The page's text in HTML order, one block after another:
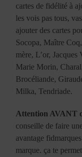
cartes de fidélité à
les vois pas tous,
ajouter des cartes
Socopa, Maître
mère, L’or, Jacques
Marie Morin,
Brocéliande,
Milka, Tendriade.
Attention AVANT
conseille de faire
avantage
marque. ça te